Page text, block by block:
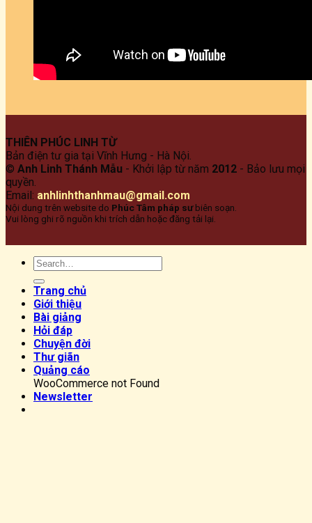
THIÊN PHÚC LINH TỪ
Bản điện tư gia tại Vĩnh Hưng - Hà Nội.
© Anh Linh Thánh Mẫu - Khởi lập từ năm 2012 - Bảo lưu mọi
quyền.
Email: anhlinhthanhmau@gmail.com
Nội dung trên website do Phúc Tâm pháp sưbiên soạn.
Vui lòng ghi rõ nguồn khi trích dẫn hoặc đăng tải lại.
Trang chủ
Giới thiệu
Bài giảng
Hỏi đáp
Chuyện đời
Thư giãn
Quảng cáo
WooCommerce not Found
Newsletter